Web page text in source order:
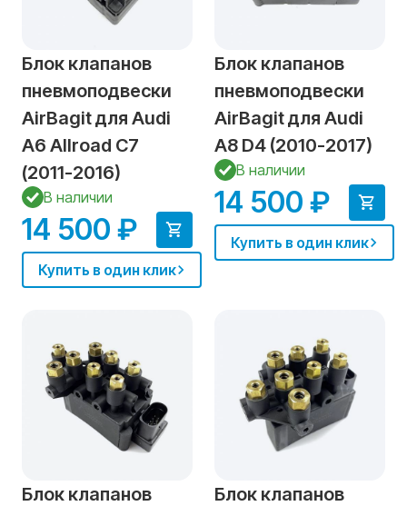
Блок клапанов
пневмоподвески
AirBagit для Audi
A6 Allroad C7
(2011-2016)
В наличии
14 500 ₽
Купить в один клик
Блок клапанов
пневмоподвески
AirBagit для Audi
A8 D4 (2010-2017)
В наличии
14 500 ₽
Купить в один клик
Блок клапанов
Блок клапанов